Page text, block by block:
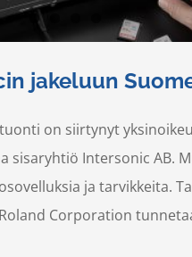
jakeluun
on siirtynyt
sisaryhtiö Intersonic AB.
ja tarvikkeita.
Corporation